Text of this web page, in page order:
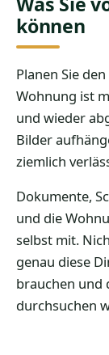
können
Planen Sie
Wohnung ist
und wieder
Bilder
ziemlich
Dokumente,
und die
selbst mit.
genau diese
brauchen und
durchsuchen